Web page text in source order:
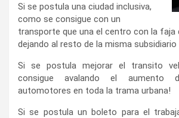
Si se postula una ciudad inclusiva,
como se consigue con un
transporte que una el centro con la faja
dejando al resto de la misma
Si se postula mejorar el transito
consigue avalando el aumento
automotores en toda la trama urbana!
Si se postula un boleto para el